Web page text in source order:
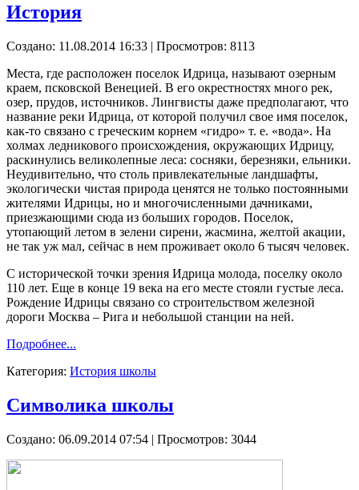
История
Создано: 11.08.2014 16:33 | Просмотров: 8113
Места, где расположен поселок Идрица, называют озерным
краем, псковской Венецией. В его окрестностях много рек,
озер, прудов, источников. Лингвисты даже предполагают, что
название реки Идрица, от которой получил свое имя поселок,
как-то связано с греческим корнем «гидро» т. е. «вода». На
холмах ледникового происхождения, окружающих Идрицу,
раскинулись великолепные леса: сосняки, березняки, ельники.
Неудивительно, что столь привлекательные ландшафты,
экологически чистая природа ценятся не только постоянными
жителями Идрицы, но и многочисленными дачниками,
приезжающими сюда из больших городов. Поселок,
утопающий летом в зелени сирени, жасмина, желтой акации,
не так уж мал, сейчас в нем проживает около 6 тысяч человек.
С исторической точки зрения Идрица молода, поселку около
110 лет. Еще в конце 19 века на его месте стояли густые леса.
Рождение Идрицы связано со строительством железной
дороги Москва – Рига и небольшой станции на ней.
Подробнее...
Категория: История школы
Символика школы
Создано: 06.09.2014 07:54 | Просмотров: 3044